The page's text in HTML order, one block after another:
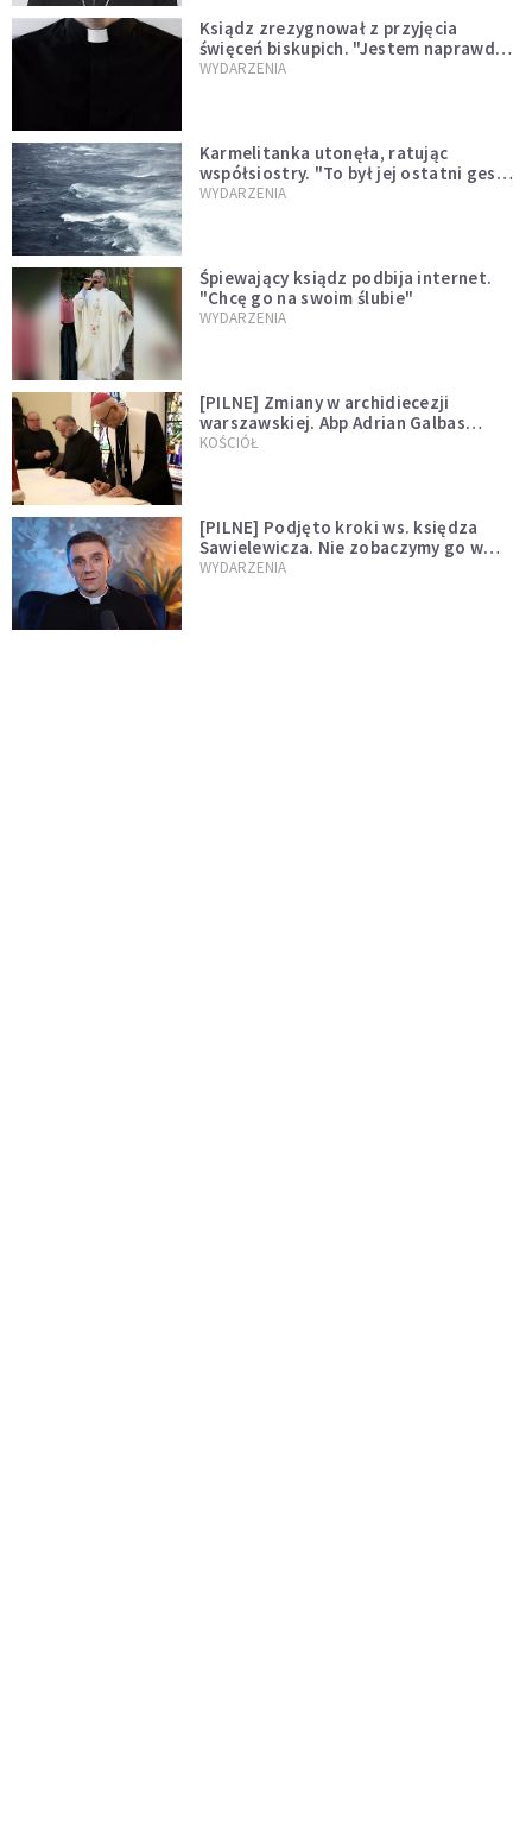
Ksiądz zrezygnował z przyjęcia
święceń biskupich. "Jestem naprawdę
niegodny"
WYDARZENIA
Karmelitanka utonęła, ratując
współsiostry. "To był jej ostatni gest
miłości"
WYDARZENIA
Śpiewający ksiądz podbija internet.
"Chcę go na swoim ślubie"
WYDARZENIA
[PILNE] Zmiany w archidiecezji
warszawskiej. Abp Adrian Galbas
wręczył dekrety nowym proboszczom
KOŚCIÓŁ
[PILNE] Podjęto kroki ws. księdza
Sawielewicza. Nie zobaczymy go w
mediach
WYDARZENIA